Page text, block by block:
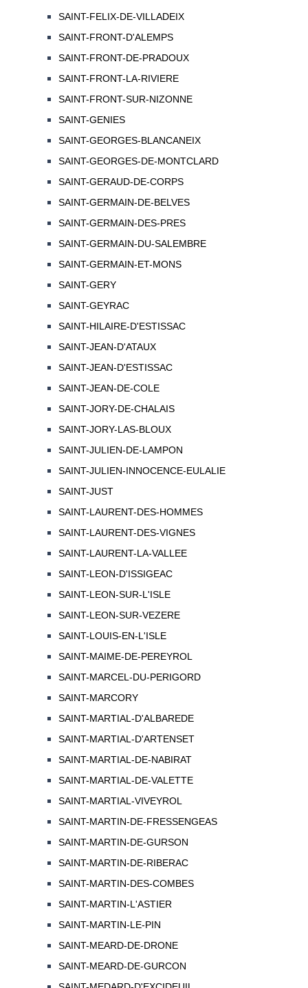
SAINT-FELIX-DE-VILLADEIX
SAINT-FRONT-D'ALEMPS
SAINT-FRONT-DE-PRADOUX
SAINT-FRONT-LA-RIVIERE
SAINT-FRONT-SUR-NIZONNE
SAINT-GENIES
SAINT-GEORGES-BLANCANEIX
SAINT-GEORGES-DE-MONTCLARD
SAINT-GERAUD-DE-CORPS
SAINT-GERMAIN-DE-BELVES
SAINT-GERMAIN-DES-PRES
SAINT-GERMAIN-DU-SALEMBRE
SAINT-GERMAIN-ET-MONS
SAINT-GERY
SAINT-GEYRAC
SAINT-HILAIRE-D'ESTISSAC
SAINT-JEAN-D'ATAUX
SAINT-JEAN-D'ESTISSAC
SAINT-JEAN-DE-COLE
SAINT-JORY-DE-CHALAIS
SAINT-JORY-LAS-BLOUX
SAINT-JULIEN-DE-LAMPON
SAINT-JULIEN-INNOCENCE-EULALIE
SAINT-JUST
SAINT-LAURENT-DES-HOMMES
SAINT-LAURENT-DES-VIGNES
SAINT-LAURENT-LA-VALLEE
SAINT-LEON-D'ISSIGEAC
SAINT-LEON-SUR-L'ISLE
SAINT-LEON-SUR-VEZERE
SAINT-LOUIS-EN-L'ISLE
SAINT-MAIME-DE-PEREYROL
SAINT-MARCEL-DU-PERIGORD
SAINT-MARCORY
SAINT-MARTIAL-D'ALBAREDE
SAINT-MARTIAL-D'ARTENSET
SAINT-MARTIAL-DE-NABIRAT
SAINT-MARTIAL-DE-VALETTE
SAINT-MARTIAL-VIVEYROL
SAINT-MARTIN-DE-FRESSENGEAS
SAINT-MARTIN-DE-GURSON
SAINT-MARTIN-DE-RIBERAC
SAINT-MARTIN-DES-COMBES
SAINT-MARTIN-L'ASTIER
SAINT-MARTIN-LE-PIN
SAINT-MEARD-DE-DRONE
SAINT-MEARD-DE-GURCON